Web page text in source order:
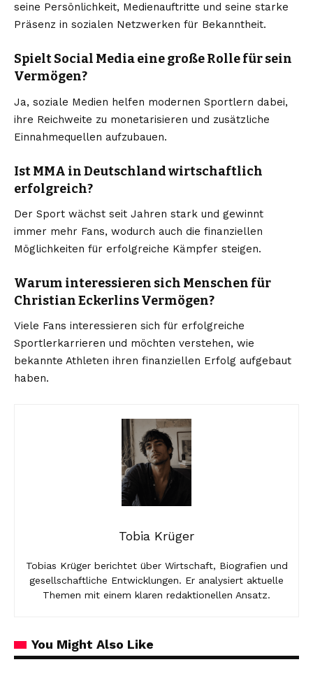
seine Persönlichkeit, Medienauftritte und seine starke
Präsenz in sozialen Netzwerken für Bekanntheit.
Spielt Social Media eine große Rolle für sein
Vermögen?
Ja, soziale Medien helfen modernen Sportlern dabei,
ihre Reichweite zu monetarisieren und zusätzliche
Einnahmequellen aufzubauen.
Ist MMA in Deutschland wirtschaftlich
erfolgreich?
Der Sport wächst seit Jahren stark und gewinnt
immer mehr Fans, wodurch auch die finanziellen
Möglichkeiten für erfolgreiche Kämpfer steigen.
Warum interessieren sich Menschen für
Christian Eckerlins Vermögen?
Viele Fans interessieren sich für erfolgreiche
Sportlerkarrieren und möchten verstehen, wie
bekannte Athleten ihren finanziellen Erfolg aufgebaut
haben.
Tobia Krüger
Tobias Krüger berichtet über Wirtschaft, Biografien und
gesellschaftliche Entwicklungen. Er analysiert aktuelle
Themen mit einem klaren redaktionellen Ansatz.
You Might Also Like